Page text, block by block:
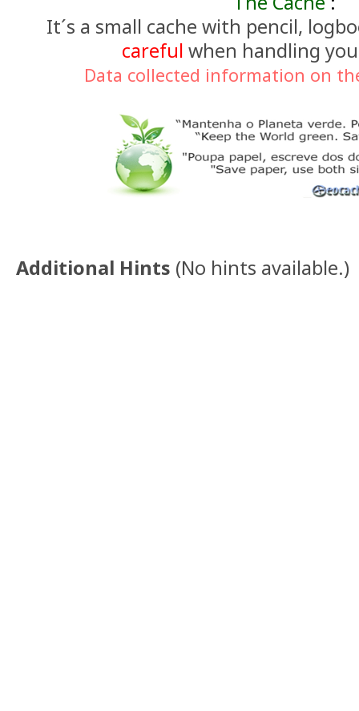
It´s a small cache with pencil,
careful when handling
Data collected information on
Additional Hints (No hints available.)